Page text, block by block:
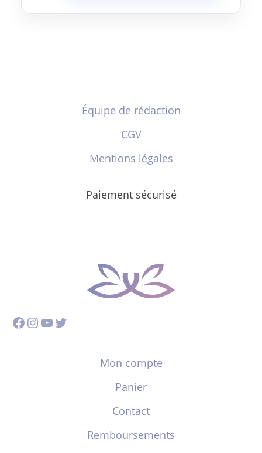
Équipe de rédaction
CGV
Mentions légales
Paiement sécurisé
Facebook
Instagram
YouTube
Twitter
Mon compte
Panier
Contact
Remboursements